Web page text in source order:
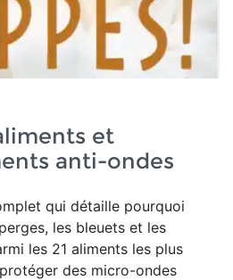
et
anti-ondes
qui détaille pourquoi
les bleuets et les
les 21 aliments les plus
des micro-ondes